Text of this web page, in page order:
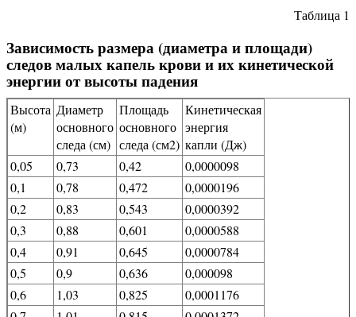
Таблица 1
Зависимость размера (диаметра и площади)
следов малых капель крови и их кинетической
энергии от высоты падения
Высота
(м)
Диаметр
основного
следа (см)
Площадь
основного
следа (см2)
Кинетическая
энергия
капли (Дж)
0,05
0,73 0,42
0,0000098
0,1
0,78 0,472
0,0000196
0,2
0,83 0,543
0,0000392
0,3
0,88 0,601
0,0000588
0,4
0,91 0,645
0,0000784
0,5
0,9 0,636
0,000098
0,6
1,03 0,825
0,0001176